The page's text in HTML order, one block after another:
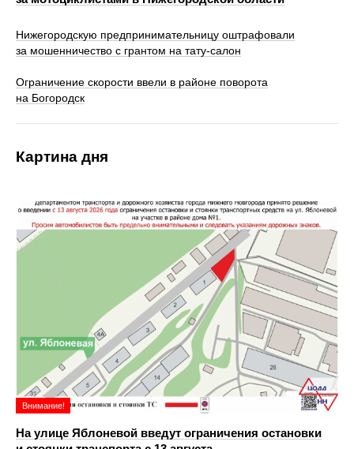
Нижегородскую предпринимательницу оштрафовали
за мошенничество с грантом на тату-салон
Ограничение скорости ввели в районе поворота
на Богородск
Картина дня
Внимание!
На улице Яблоневой введут ограничения остановки